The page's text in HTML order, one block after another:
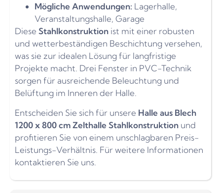
Mögliche Anwendungen: Lagerhalle,
Veranstaltungshalle, Garage
Diese Stahlkonstruktion ist mit einer robusten
und wetterbeständigen Beschichtung versehen,
was sie zur idealen Lösung für langfristige
Projekte macht. Drei Fenster in PVC-Technik
sorgen für ausreichende Beleuchtung und
Belüftung im Inneren der Halle.
Entscheiden Sie sich für unsere Halle aus Blech
1200 x 800 cm Zelthalle Stahlkonstruktion und
profitieren Sie von einem unschlagbaren Preis-
Leistungs-Verhältnis. Für weitere Informationen
kontaktieren Sie uns.